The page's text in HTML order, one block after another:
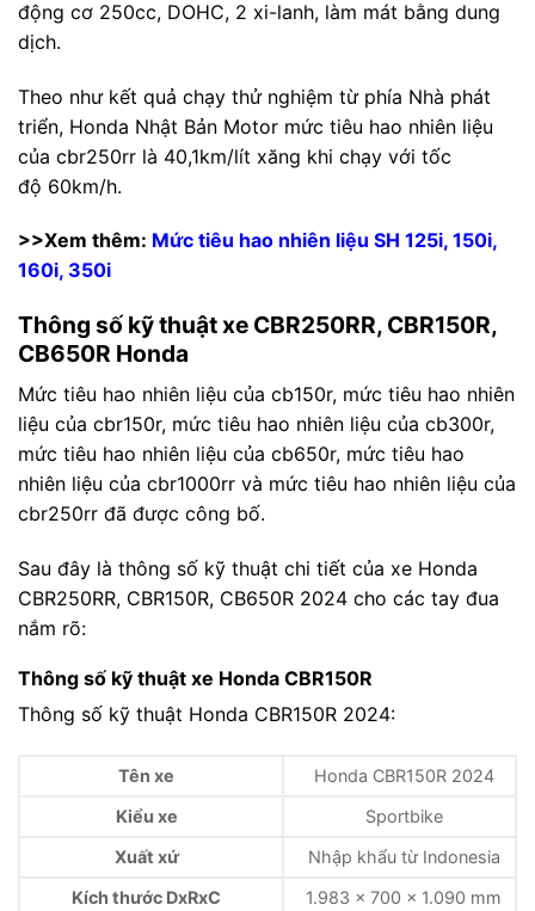
động cơ 250cc, DOHC, 2 xi-lanh, làm mát bằng dung
dịch.
Theo như kết quả chạy thử nghiệm từ phía Nhà phát
triển, Honda Nhật Bản Motor mức tiêu hao nhiên liệu
của cbr250rr là 40,1km/lít xăng khi chạy với tốc
độ 60km/h.
>>Xem thêm: Mức tiêu hao nhiên liệu SH 125i, 150i,
160i, 350i
Thông số kỹ thuật xe CBR250RR, CBR150R,
CB650R Honda
Mức tiêu hao nhiên liệu của cb150r, mức tiêu hao nhiên
liệu của cbr150r, mức tiêu hao nhiên liệu của cb300r,
mức tiêu hao nhiên liệu của cb650r, mức tiêu hao
nhiên liệu của cbr1000rr và mức tiêu hao nhiên liệu của
cbr250rr đã được công bố.
Sau đây là thông số kỹ thuật chi tiết của xe Honda
CBR250RR, CBR150R, CB650R 2024 cho các tay đua
nắm rõ:
Thông số kỹ thuật xe Honda CBR150R
Thông số kỹ thuật Honda CBR150R 2024:
Tên xe
Honda CBR150R 2024
Kiểu xe
Sportbike
Xuất xứ
Nhập khẩu từ Indonesia
Kích thước DxRxC
1.983 x 700 x 1.090 mm